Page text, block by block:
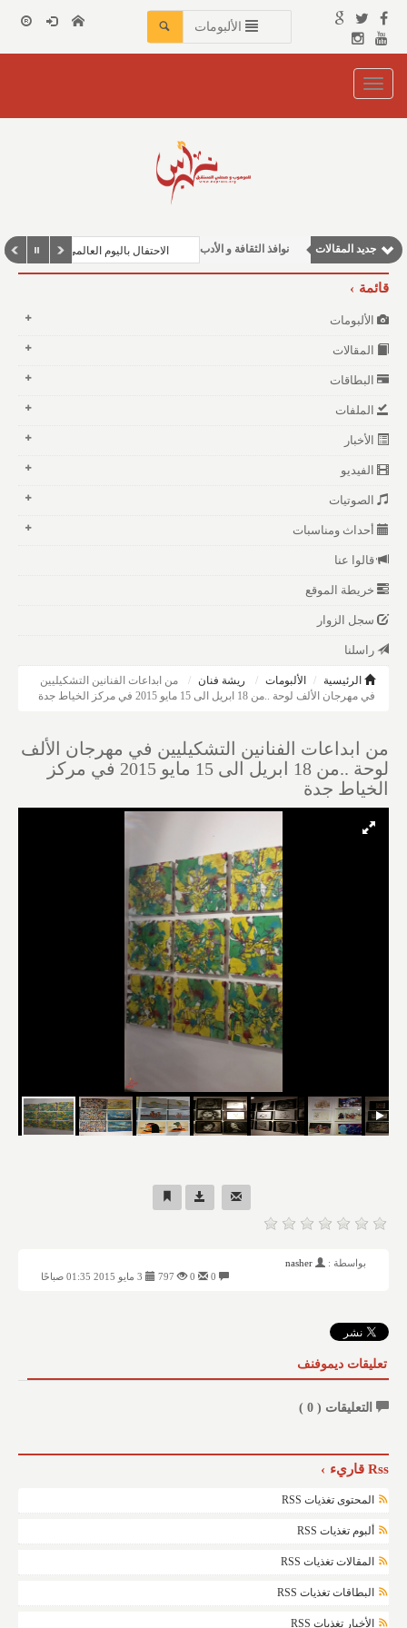
الألبومات
Toggle
navigation
جديد المقالات نوافذ الثقافة و الأدب الاحتفال باليوم العالمي للغة العربية
قائمة
الألبومات
المقالات
البطاقات
الملفات
الأخبار
الفيديو
الصوتيات
أحداث ومناسبات
قالوا عنا
خريطة الموقع
سجل الزوار
راسلنا
الرئيسية الألبومات ريشة فنان
من ابداعات الفنانين التشكيليين
في مهرجان الألف لوحة ..من 18 ابريل الى 15 مايو 2015 في مركز الخياط جدة
من ابداعات الفنانين التشكيليين في مهرجان الألف
لوحة ..من 18 ابريل الى 15 مايو 2015 في مركز
الخياط جدة
بواسطة :
nasher
797
تعليقات ديموفنف
التعليقات ( 0
)
Rss قاريء
المحتوى تغذيات RSS
ألبوم تغذيات RSS
المقالات تغذيات RSS
البطاقات تغذيات RSS
الأخبار تغذيات RSS